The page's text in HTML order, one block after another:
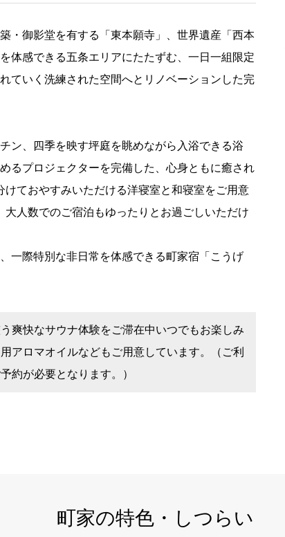
・御影堂を有する「東本願寺」、世界遺産「西本
体感できる五条エリアにたたずむ、一日一組限定
ていく洗練された空間へとリノベーションした完
ン、四季を映す坪庭を眺めながら入浴できる浴
るプロジェクターを完備した、心身ともに癒され
ておやすみいただける洋寝室と和寝室をご用意
人数でのご宿泊もゆったりとお過ごしいただけ
一際特別な非日常を体感できる町家宿「こうげ
爽快なサウナ体験をご滞在中いつでもお楽しみ
アロマオイルなどもご用意しています。（ご利
約が必要となります。）
町家の特色・しつらい